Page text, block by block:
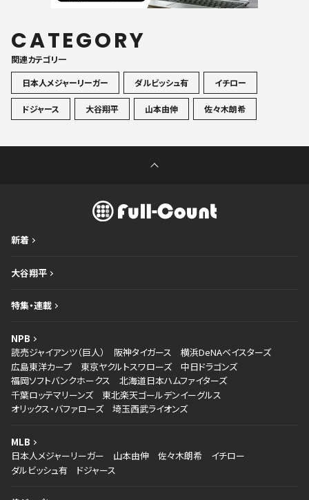
CATEGORY
関連カテゴリ一
日本人メジャーリーガー
ダルビッシュ有 イチロー
ドジャース 大谷翔平 山本由伸 佐々木朗希
新着
大谷翔平
特集・連載
NPB
読売ジャイアンツ（巨人）
阪神タイガース
横浜DeNAベイスターズ
広島東洋カープ
東京ヤクルトスワローズ
中日ドラゴンズ
福岡ソフトバンクホークス
北海道日本ハムファイターズ
千葉ロッテマリーンズ
東北楽天ゴールデンイーグルス
オリックス・バファローズ
埼玉西武ライオンズ
MLB
日本人メジャーリーガー
山本由伸 佐々木朗希
イチロー
ダルビッシュ有
ドジャース